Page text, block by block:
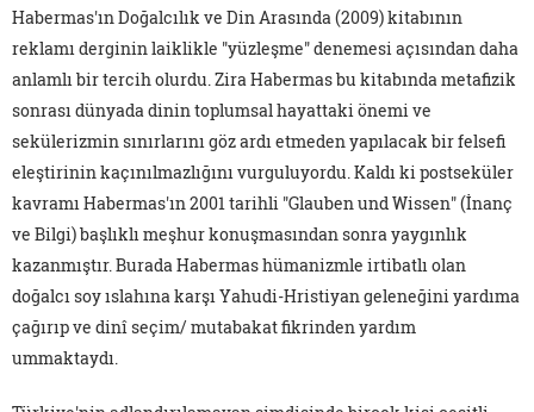
Habermas'ın Doğalcılık ve Din Arasında (2009) kitabının
reklamı derginin laiklikle "yüzleşme" denemesi açısından daha
anlamlı bir tercih olurdu. Zira Habermas bu kitabında metafizik
sonrası dünyada dinin toplumsal hayattaki önemi ve
sekülerizmin sınırlarını göz ardı etmeden yapılacak bir felsefi
eleştirinin kaçınılmazlığını vurguluyordu. Kaldı ki postseküler
kavramı Habermas'ın 2001 tarihli "Glauben und Wissen" (İnanç
ve Bilgi) başlıklı meşhur konuşmasından sonra yaygınlık
kazanmıştır. Burada Habermas hümanizmle irtibatlı olan
doğalcı soy ıslahına karşı Yahudi-Hristiyan geleneğini yardıma
çağırıp ve dinî seçim/ mutabakat fikrinden yardım
ummaktaydı.